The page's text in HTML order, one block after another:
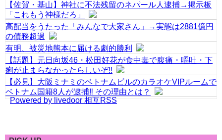
【佐賀・基山】神社に不法残留のネパール人逮捕→掲示板
「これもう神様だろ」
高配当をうたった「みんなで大家さん」→実態は2881億円
の債務超過
有明、被災地熊本に届ける劇的勝利
【話題】元日向坂46・松田好花が食中毒で腹痛・嘔吐・下
痢が止まらなかったらしいぞ‼
【必見】大阪ミナミのベトナムビルのカラオケVIPルームで
ベトナム国籍8人が逮捕‼ その理由とは？
Powered by livedoor 相互RSS